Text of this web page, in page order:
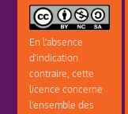
En l'absence
d'indication
contraire, cette
licence concerne
l'ensemble des